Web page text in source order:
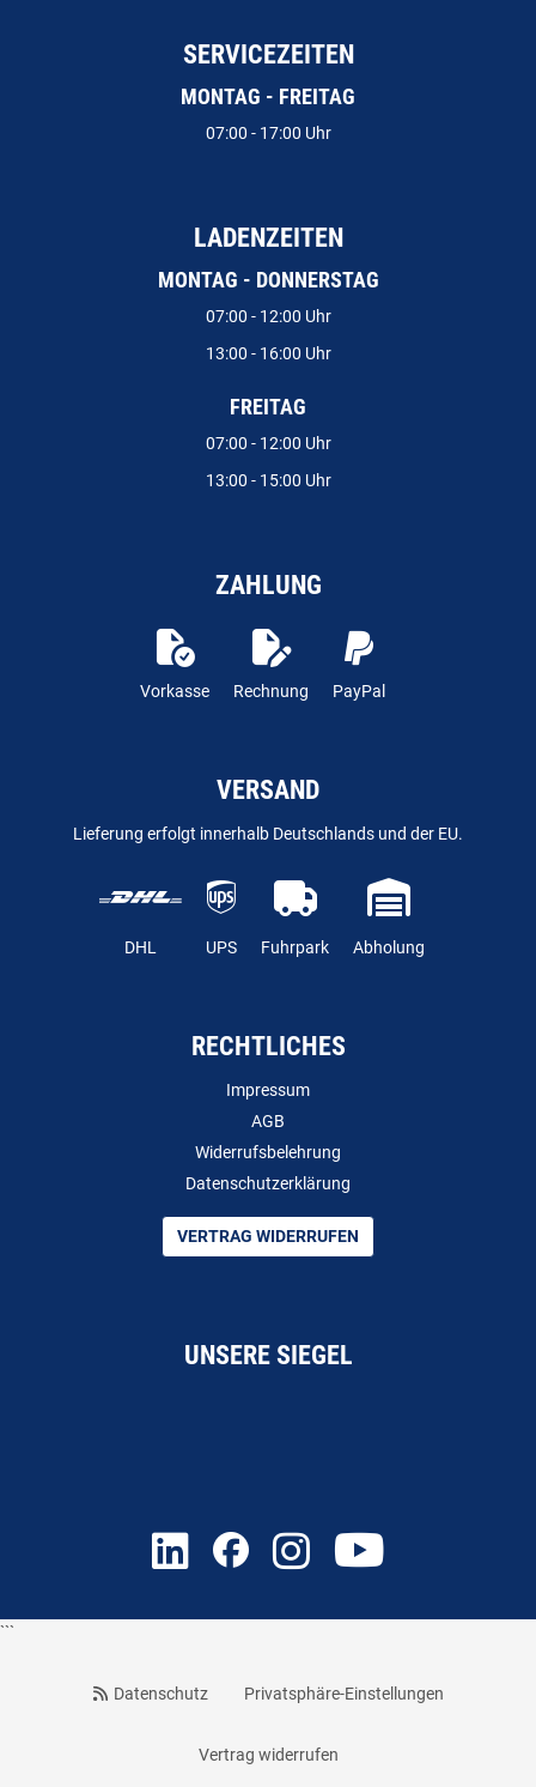
SERVICEZEITEN
MONTAG - FREITAG
07:00 - 17:00 Uhr
LADENZEITEN
MONTAG - DONNERSTAG
07:00 - 12:00 Uhr
13:00 - 16:00 Uhr
FREITAG
07:00 - 12:00 Uhr
13:00 - 15:00 Uhr
ZAHLUNG
Vorkasse Rechnung PayPal
VERSAND
Lieferung erfolgt innerhalb Deutschlands und der EU.
DHL UPS Fuhrpark Abholung
RECHTLICHES
Impressum
AGB
Widerrufsbelehrung
Datenschutzerklärung
VERTRAG WIDERRUFEN
UNSERE SIEGEL
```
Datenschutz Privatsphäre-Einstellungen
Vertrag widerrufen